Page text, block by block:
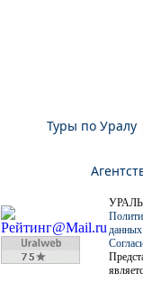
Туры по Уралу
данных